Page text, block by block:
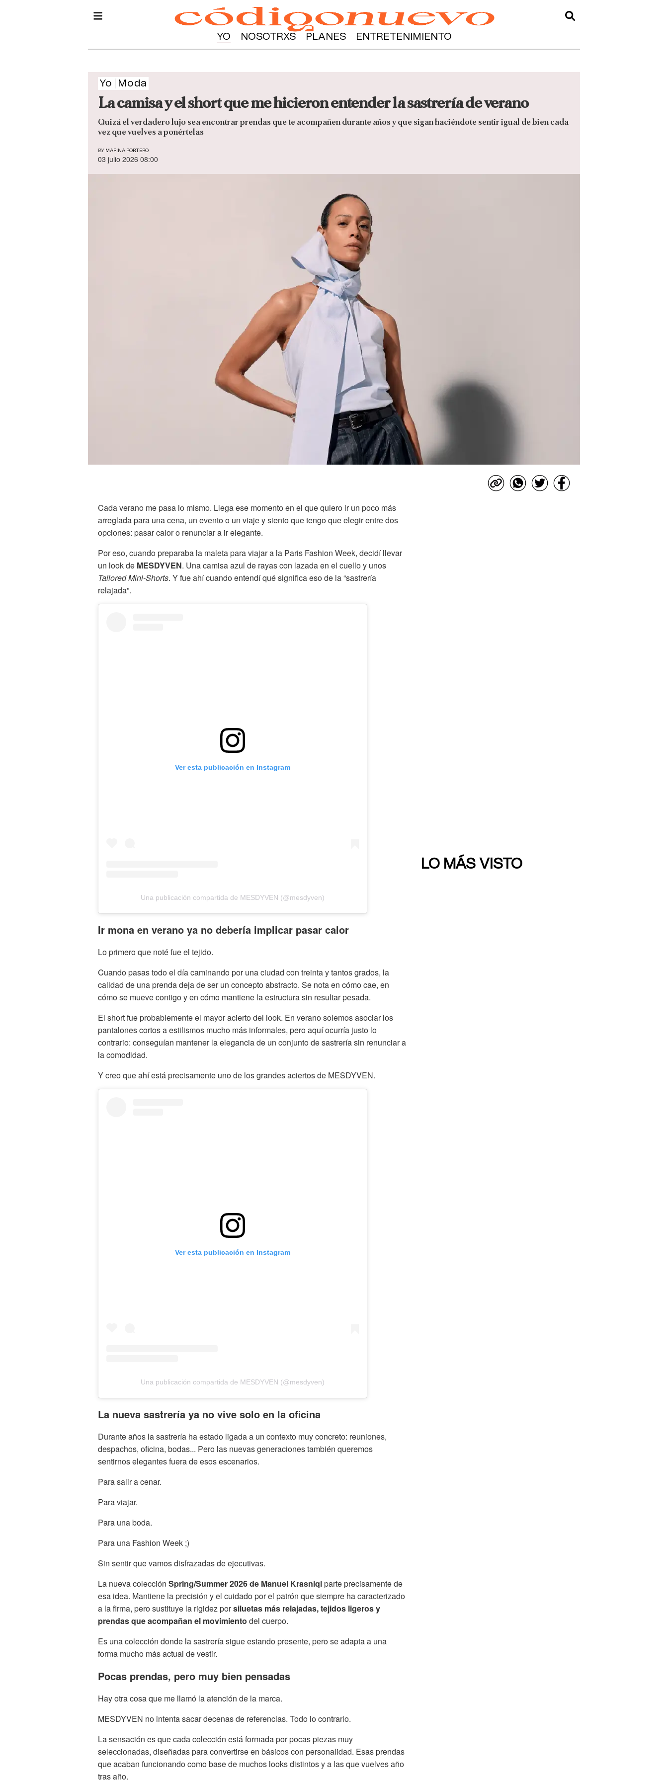
YO NOSOTRXS PLANES ENTRETENIMIENTO
Yo Moda
La camisa y el short que me hicieron entender la sastrería de verano
Quizá el verdadero lujo sea encontrar prendas que te acompañen durante años y que sigan haciéndote sentir igual de bien cada
vez que vuelves a ponértelas
BY MARINA PORTERO
03 julio 2026 08:00
Cada verano me pasa lo mismo. Llega ese momento en el que quiero ir un poco más
arreglada para una cena, un evento o un viaje y siento que tengo que elegir entre dos
opciones: pasar calor o renunciar a ir elegante.
Por eso, cuando preparaba la maleta para viajar a la Paris Fashion Week, decidí llevar
un look de MESDYVEN. Una camisa azul de rayas con lazada en el cuello y unos
Tailored Mini-Shorts. Y fue ahí cuando entendí qué significa eso de la “sastrería
relajada”.
Ver esta publicación en Instagram
Una publicación compartida de MESDYVEN (@mesdyven)
Ir mona en verano ya no debería implicar pasar calor
Lo primero que noté fue el tejido.
Cuando pasas todo el día caminando por una ciudad con treinta y tantos grados, la
calidad de una prenda deja de ser un concepto abstracto. Se nota en cómo cae, en
cómo se mueve contigo y en cómo mantiene la estructura sin resultar pesada.
El short fue probablemente el mayor acierto del look. En verano solemos asociar los
pantalones cortos a estilismos mucho más informales, pero aquí ocurría justo lo
contrario: conseguían mantener la elegancia de un conjunto de sastrería sin renunciar a
la comodidad.
Y creo que ahí está precisamente uno de los grandes aciertos de MESDYVEN.
Ver esta publicación en Instagram
Una publicación compartida de MESDYVEN (@mesdyven)
La nueva sastrería ya no vive solo en la oficina
Durante años la sastrería ha estado ligada a un contexto muy concreto: reuniones,
despachos, oficina, bodas... Pero las nuevas generaciones también queremos
sentirnos elegantes fuera de esos escenarios.
Para salir a cenar.
Para viajar.
Para una boda.
Para una Fashion Week ;)
Sin sentir que vamos disfrazadas de ejecutivas.
La nueva colección Spring/Summer 2026 de Manuel Krasniqiparte precisamente de
esa idea. Mantiene la precisión y el cuidado por el patrón que siempre ha caracterizado
a la firma, pero sustituye la rigidez porsiluetas más relajadas, tejidos ligeros y
prendas que acompañan el movimiento del cuerpo.
Es una colección donde la sastrería sigue estando presente, pero se adapta a una
forma mucho más actual de vestir.
Pocas prendas, pero muy bien pensadas
Hay otra cosa que me llamó la atención de la marca.
MESDYVEN no intenta sacar decenas de referencias. Todo lo contrario.
La sensación es que cada colección está formada por pocas piezas muy
seleccionadas, diseñadas para convertirse en básicos con personalidad. Esas prendas
que acaban funcionando como base de muchos looks distintos y a las que vuelves año
tras año.
LO MÁS VISTO